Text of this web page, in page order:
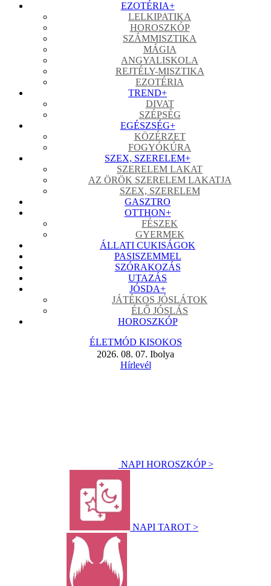
EZOTÉRIA+
LELKIPATIKA
HOROSZKÓP
SZÁMMISZTIKA
MÁGIA
ANGYALISKOLA
REJTÉLY-MISZTIKA
EZOTÉRIA
TREND+
DIVAT
SZÉPSÉG
EGÉSZSÉG+
KÖZÉRZET
FOGYÓKÚRA
SZEX, SZERELEM+
SZERELEM LAKAT
AZ ÖRÖK SZERELEM LAKATJA
SZEX, SZERELEM
GASZTRO
OTTHON+
FÉSZEK
GYERMEK
ÁLLATI CUKISÁGOK
PASISZEMMEL
SZÓRAKOZÁS
UTAZÁS
JÓSDA+
JÁTÉKOS JÓSLÁTOK
ÉLŐ JÓSLÁS
HOROSZKÓP
ÉLETMÓD KISOKOS
2026. 08. 07. Ibolya
Hírlevél
NAPI HOROSZKÓP >
NAPI TAROT >